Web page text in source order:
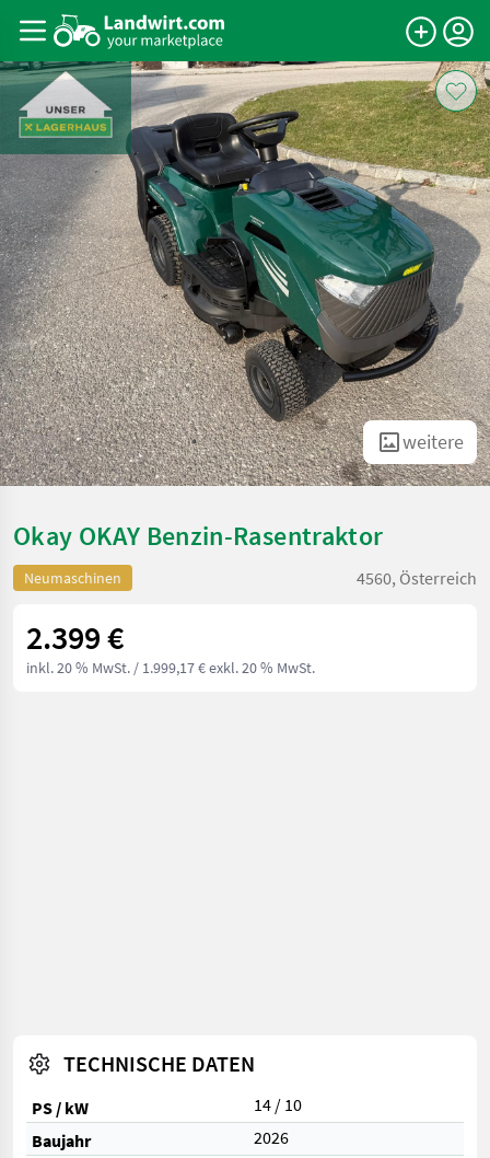
weitere
Okay OKAY Benzin-Rasentraktor
Neumaschinen 4560, Österreich
2.399 €
inkl. 20 % MwSt. / 1.999,17 € exkl. 20 % MwSt.
TECHNISCHE DATEN
PS / kW
14 / 10
Baujahr
2026